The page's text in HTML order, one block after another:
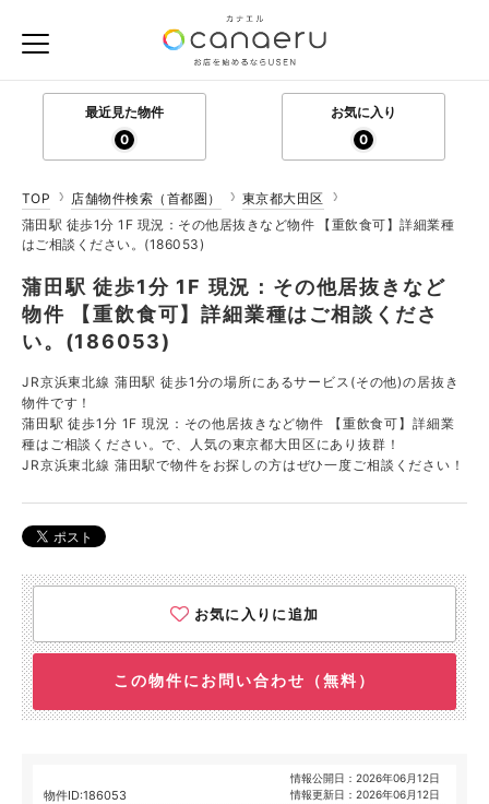
最近見た物件
0
お気に入り
0
TOP 店舗物件検索（首都圏）
東京都大田区
蒲田駅 徒歩1分 1F 現況：その他居抜きなど物件 【重飲食可】詳細業種
はご相談ください。(186053)
蒲田駅 徒歩1分 1F 現況：その他居抜きなど
物件 【重飲食可】詳細業種はご相談くださ
い。(186053)
JR京浜東北線 蒲田駅 徒歩1分の場所にあるサービス(その他)の居抜き
物件です！
蒲田駅 徒歩1分 1F 現況：その他居抜きなど物件 【重飲食可】詳細業
種はご相談ください。で、人気の東京都大田区にあり抜群！
JR京浜東北線 蒲田駅で物件をお探しの方はぜひ一度ご相談ください！
お気に入りに追加
この物件にお問い合わせ（無料）
物件ID:186053
情報公開日：2026年06月12日
情報更新日：2026年06月12日